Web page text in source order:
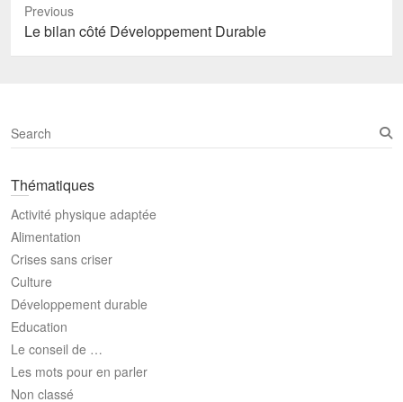
Previous
Previous
post:
Le bilan côté Développement Durable
S
e
r
h
Thématiques
Activité physique adaptée
Alimentation
Crises sans criser
Culture
Développement durable
Education
Le conseil de …
Les mots pour en parler
Non classé